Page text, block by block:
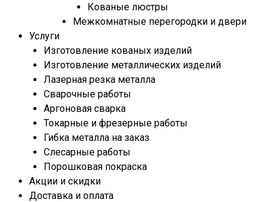
Кованые люстры
Межкомнатные перегородки и двери
Услуги
Изготовление кованых изделий
Изготовление металлических изделий
Лазерная резка металла
Сварочные работы
Аргоновая сварка
Токарные и фрезерные работы
Гибка металла на заказ
Слесарные работы
Порошковая покраска
Акции и скидки
Доставка и оплата